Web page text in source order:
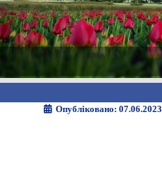
Опубліковано: 07.06.2023